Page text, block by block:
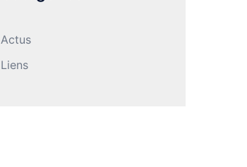
Actus
Liens